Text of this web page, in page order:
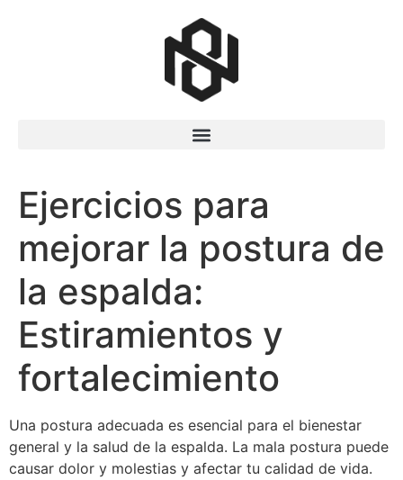
Ejercicios para
mejorar la postura de
la espalda:
Estiramientos y
fortalecimiento
Una postura adecuada es esencial para el bienestar
general y la salud de la espalda. La mala postura puede
causar dolor y molestias y afectar tu calidad de vida.